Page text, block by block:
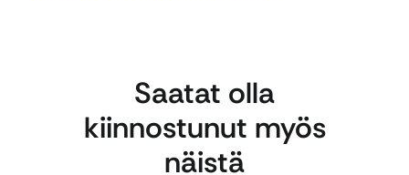
Saatat olla
kiinnostunut myös
näistä